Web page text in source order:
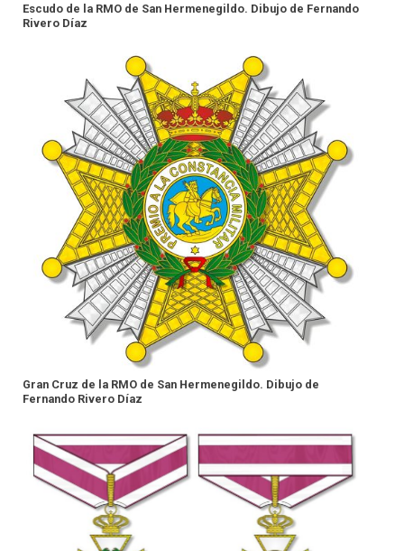
Escudo de la RMO de San Hermenegildo. Dibujo de Fernando
Rivero Díaz
Gran Cruz de la RMO de San Hermenegildo. Dibujo de
Fernando Rivero Díaz